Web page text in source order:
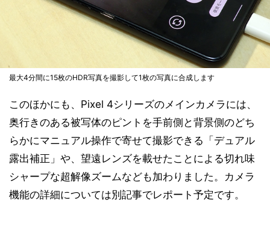
最大4分間に15枚のHDR写真を撮影して1枚の写真に合成します
このほかにも、Pixel 4シリーズのメインカメラには、
奥行きのある被写体のピントを手前側と背景側のどち
らかにマニュアル操作で寄せて撮影できる「デュアル
露出補正」や、望遠レンズを載せたことによる切れ味
シャープな超解像ズームなども加わりました。カメラ
機能の詳細については別記事でレポート予定です。